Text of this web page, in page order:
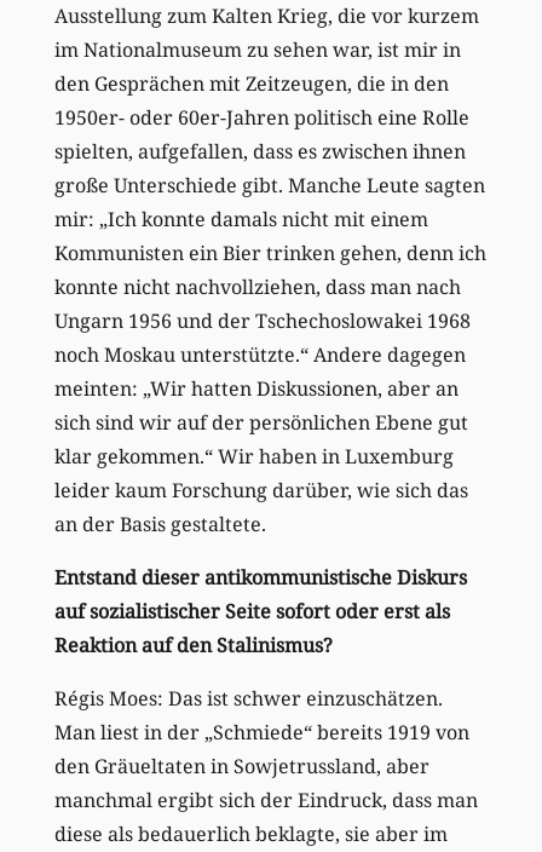
Ausstellung zum Kalten Krieg, die vor kurzem
im Nationalmuseum zu sehen war, ist mir in
den Gesprächen mit Zeitzeugen, die in den
1950er- oder 60er-Jahren politisch eine Rolle
spielten, aufgefallen, dass es zwischen ihnen
große Unterschiede gibt. Manche Leute sagten
mir: „Ich konnte damals nicht mit einem
Kommunisten ein Bier trinken gehen, denn ich
konnte nicht nachvollziehen, dass man nach
Ungarn 1956 und der Tschechoslowakei 1968
noch Moskau unterstützte.“ Andere dagegen
meinten: „Wir hatten Diskussionen, aber an
sich sind wir auf der persönlichen Ebene gut
klar gekommen.“ Wir haben in Luxemburg
leider kaum Forschung darüber, wie sich das
an der Basis gestaltete.
Entstand dieser antikommunistische Diskurs
auf sozialistischer Seite sofort oder erst als
Reaktion auf den Stalinismus?
Régis Moes: Das ist schwer einzuschätzen.
Man liest in der „Schmiede“ bereits 1919 von
den Gräueltaten in Sowjetrussland, aber
manchmal ergibt sich der Eindruck, dass man
diese als bedauerlich beklagte, sie aber im